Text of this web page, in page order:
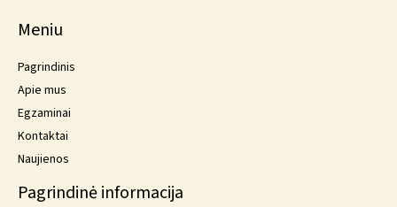
Meniu
Pagrindinis
Apie mus
Egzaminai
Kontaktai
Naujienos
Pagrindinė informacija